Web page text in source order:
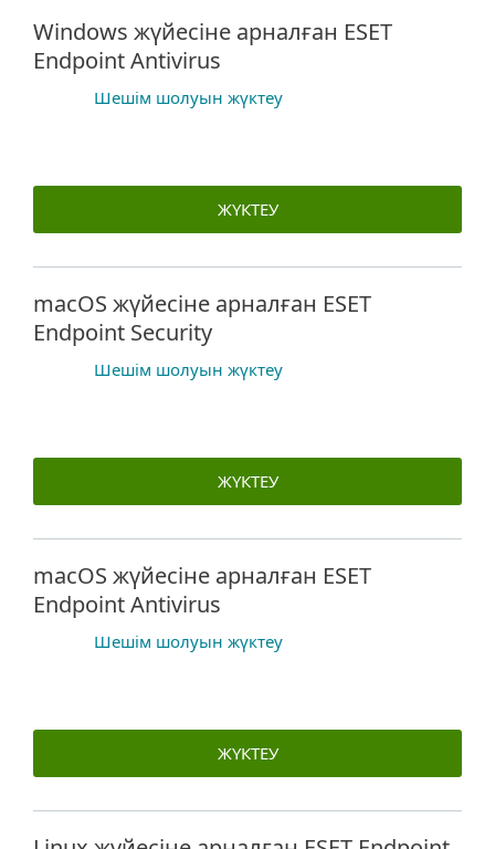
Windows жүйесіне арналған ESET
Endpoint Antivirus
Шешім шолуын жүктеу
ЖҮКТЕУ
macOS жүйесіне арналған ESET
Endpoint Security
Шешім шолуын жүктеу
ЖҮКТЕУ
macOS жүйесіне арналған ESET
Endpoint Antivirus
Шешім шолуын жүктеу
ЖҮКТЕУ